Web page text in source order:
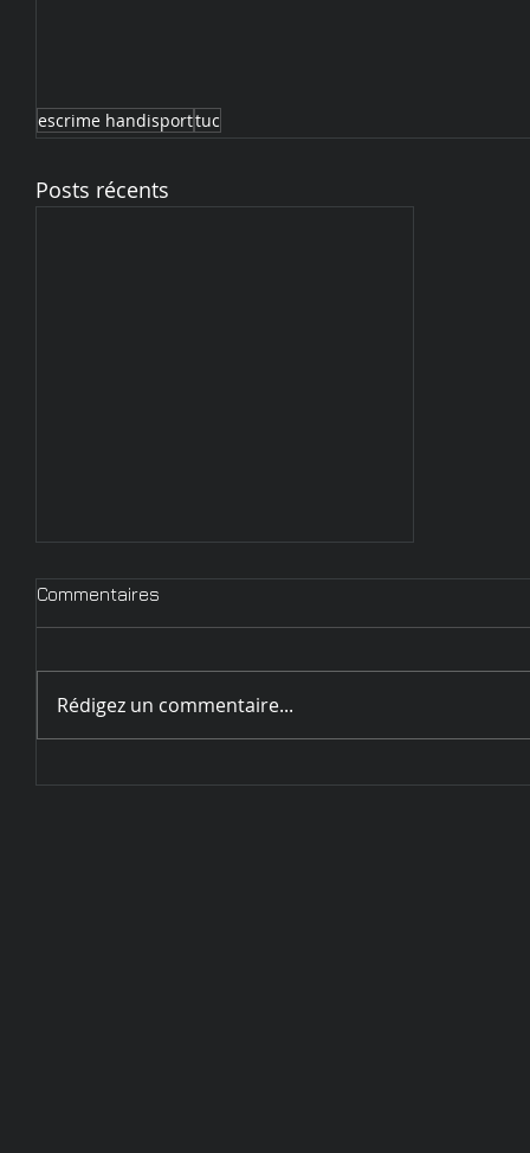
escrime handisporttuc
Posts récents
Circulaire d'inscription
Commentaires
Rédigez un commentaire...